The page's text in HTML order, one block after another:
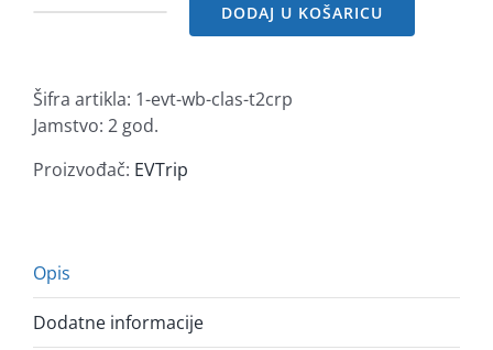
Classic
T2CRP,
7,4kW,
5m
DODAJ U KOŠARICU
Šifra artikla: 1-evt-wb-clas-t2crp
Jamstvo: 2 god.
Proizvođač: EVTrip
Opis
Dodatne informacije